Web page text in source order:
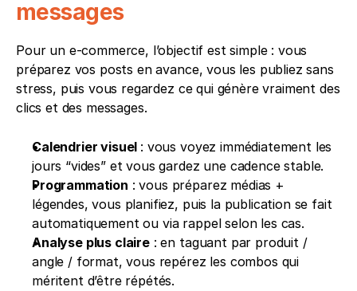
messages
Pour un e-commerce, l’objectif est simple : vous
préparez vos posts en avance, vous les publiez sans
stress, puis vous regardez ce qui génère vraiment des
clics et des messages.
Calendrier visuel : vous voyez immédiatement les
jours “vides” et vous gardez une cadence stable.
Programmation : vous préparez médias +
légendes, vous planifiez, puis la publication se fait
automatiquement ou via rappel selon les cas.
Analyse plus claire : en taguant par produit /
angle / format, vous repérez les combos qui
méritent d’être répétés.